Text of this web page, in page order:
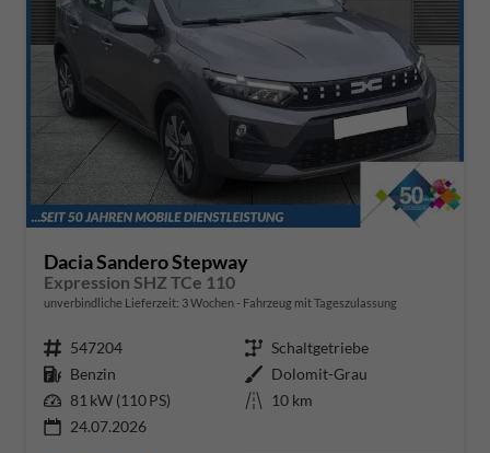
Dacia Sandero Stepway
Expression SHZ TCe 110
unverbindliche Lieferzeit: 3 Wochen Fahrzeug mit Tageszulassung
Fahrzeugnr. 547204 Getriebe Schaltgetriebe
Kraftstoff Benzin Außenfarbe Dolomit-Grau
Leistung 81 kW (110 PS) Kilometerstand 10 km
24.07.2026